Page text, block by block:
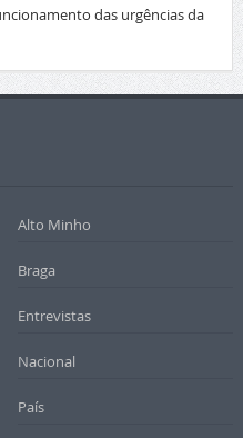
das urgências da
Alto Minho
Braga
Entrevistas
Nacional
País